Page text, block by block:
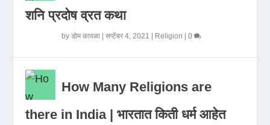
शनि प्रदोष व्रत कथा
byडोम कावळा |सप्टेंबर 4, 2021 Religion |0
How Many Religions are
there in India | भारतात किती धर्म आहेत